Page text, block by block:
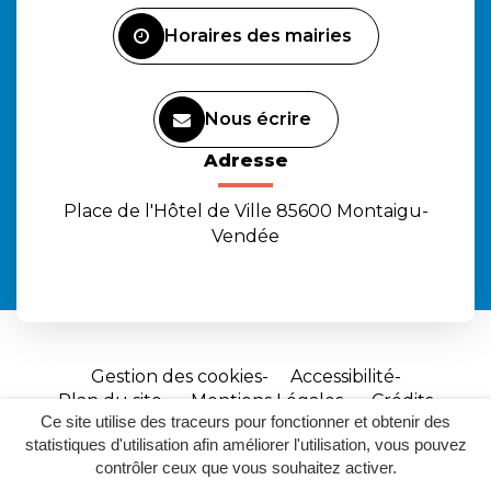
Ce site utilise des traceurs pour fonctionner et obtenir des
statistiques d'utilisation afin améliorer l'utilisation, vous pouvez
contrôler ceux que vous souhaitez activer.
Horaires des mairies
Nous écrire
Adresse
Place de l'Hôtel de Ville 85600 Montaigu-
Vendée
Gestion des cookies
Accessibilité
Plan du site
Mentions Légales
Crédits
Site
réalisé